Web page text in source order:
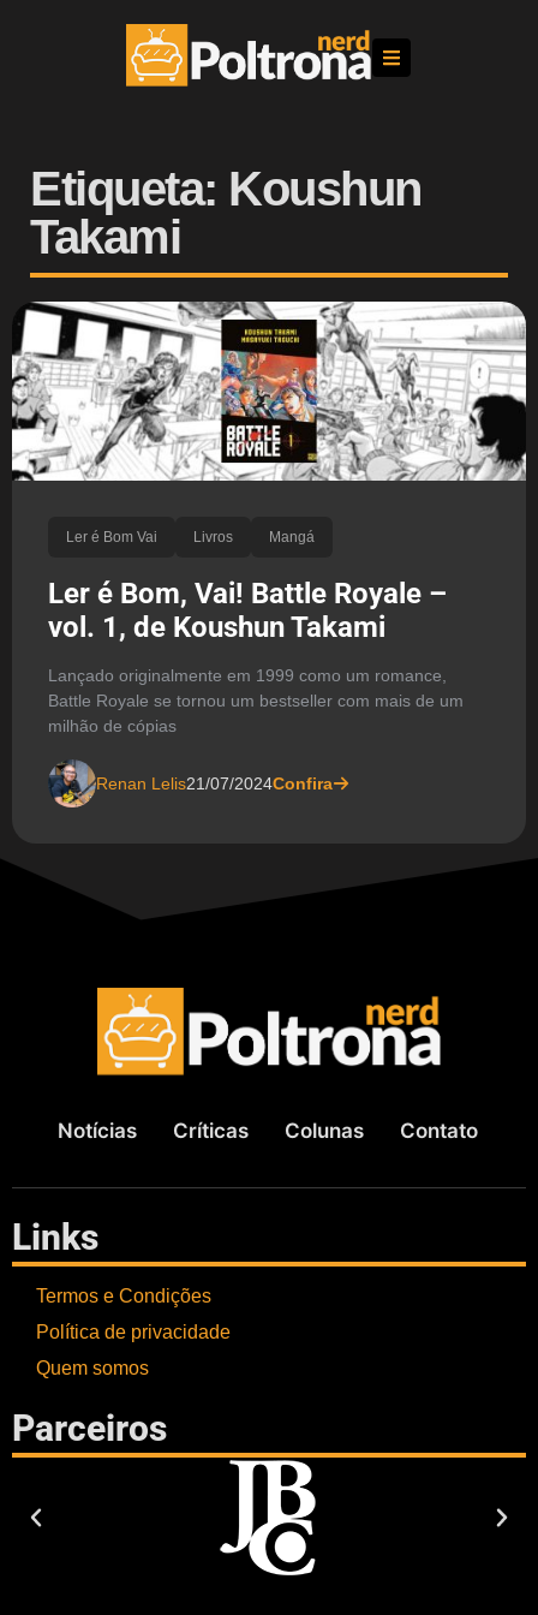
Etiqueta: Koushun
Takami
Ler é Bom Vai Livros Mangá
Ler é Bom, Vai! Battle Royale –
vol. 1, de Koushun Takami
Lançado originalmente em 1999 como um romance,
Battle Royale se tornou um bestseller com mais de um
milhão de cópias
Renan Lelis21/07/2024Confira
Notícias Críticas Colunas Contato
Links
Termos e Condições
Política de privacidade
Quem somos
Parceiros